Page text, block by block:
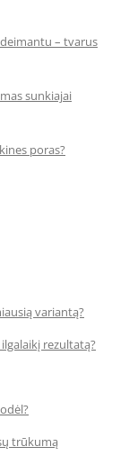
– tvarus
sunkiajai
poras?
variantą?
rezultatą?
trūkumą